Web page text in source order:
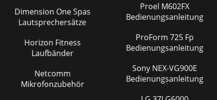
Dimension One Spas
Lautsprechersätze
Horizon Fitness
Laufbänder
Netcomm
Mikrofonzubehör
Proel M602FX
Bedienungsanleitung
ProForm 725 Fp
Bedienungsanleitung
Sony NEX-VG900E
Bedienungsanleitung